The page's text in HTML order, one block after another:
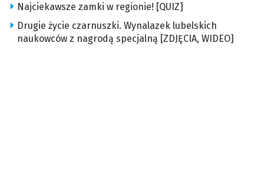
Najciekawsze zamki w regionie! [QUIZ]
Drugie życie czarnuszki. Wynalazek lubelskich
naukowców z nagrodą specjalną [ZDJĘCIA, WIDEO]